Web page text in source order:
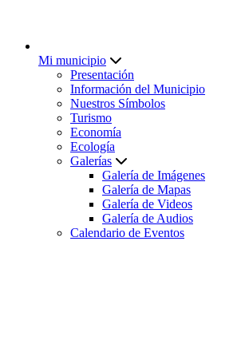
Mi municipio
Presentación
Información del Municipio
Nuestros Símbolos
Turismo
Economía
Ecología
Galerías
Galería de Imágenes
Galería de Mapas
Galería de Videos
Galería de Audios
Calendario de Eventos